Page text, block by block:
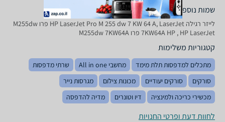
שמות נוספים לדגם
‏לייזר ‏רגילה HP LaserJet Pro M 255 dw 7 KW 64 A, LaserJet פרו M255dw
7KW64A HP , HP LaserJet פרו M255dw 7KW64A
קטגוריות משלימות
מתכלים למדפסות תלת מימד מחשבי All in one
שרתי מדפסות
סורקים
סורקים יעודיים מכונות צילום
מגרסות נייר
מכשירי כריכה ולמינציה
דיו וטונרים מדיה להדפסה
לחוות דעת ופרטי החנויות